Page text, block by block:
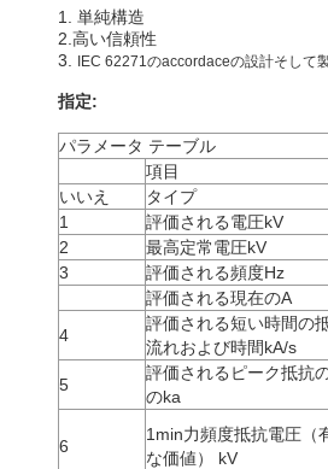
1. 単純構造
2.高い信頼性
3.
IEC 62271のaccordaceの設計そして
指定:
パラメータ テーブル
項目
いいえ
タイプ
1
評価される電圧kV
2
最高定常電圧kV
3
評価される頻度Hz
評価される現在のA
4
評価される短い時間の
流れおよび時間kA/s
5
評価されるピーク抵抗
のka
6
1min力頻度抵抗電圧（
な価値） kV